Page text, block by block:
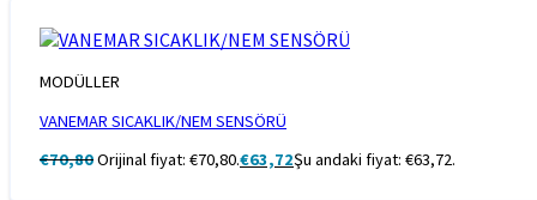
MODÜLLER
VANEMAR SICAKLIK/NEM SENSÖRÜ
€70,80Orijinal fiyat: €70,80.€63,72Şu andaki fiyat: €63,72.